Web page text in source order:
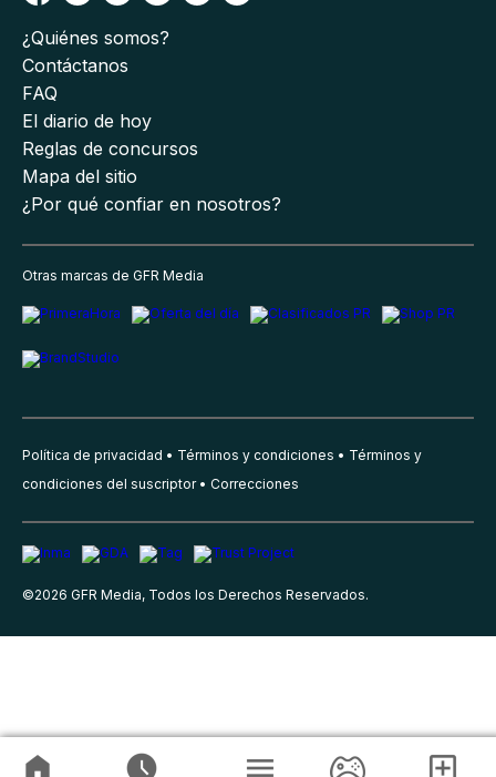
¿Quiénes somos?
Contáctanos
FAQ
El diario de hoy
Reglas de concursos
Mapa del sitio
¿Por qué confiar en nosotros?
Otras marcas de GFR Media
Política de privacidad Términos y condiciones
Términos y
condiciones del suscriptor
Correcciones
©2026 GFR Media, Todos los Derechos Reservados.